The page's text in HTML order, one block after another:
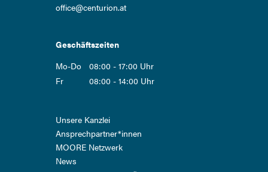
office@centurion.at
Geschäftszeiten
Mo-Do
08:00 - 17:00 Uhr
Fr
08:00 - 14:00 Uhr
Navigation
überspringen
Unsere Kanzlei
Ansprech­partner*innen
MOORE Netzwerk
News